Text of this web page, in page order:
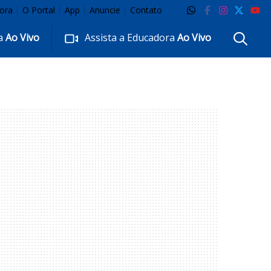
O Portal App Anuncie Contato
Ao Vivo Assista a EducadoraAo Vivo